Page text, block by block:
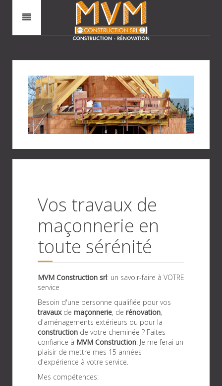
›
‹
Vos travaux de
maçonnerie en
toute sérénité
MVM Construction srl: un savoir-faire à VOTRE
service
Besoin d'une personne qualifiée pour vos
travauxde maçonnerie, de rénovation,
d'aménagements extérieurs ou pour la
construction de votre cheminée ? Faites
confiance à MVM Construction. Je me ferai un
plaisir de mettre mes 15 années
d'expérience à votre service.
Mes compétences: